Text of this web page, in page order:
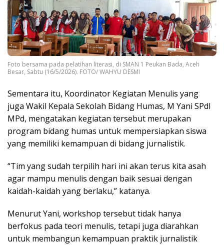
Foto bersama pada pelatihan literasi, di SMAN 1 Peukan Bada, Aceh
Besar, Sabtu (16/5/2026). FOTO/ WAHYU DESMI
Sementara itu, Koordinator Kegiatan Menulis yang
juga Wakil Kepala Sekolah Bidang Humas, M Yani SPdI
MPd, mengatakan kegiatan tersebut merupakan
program bidang humas untuk mempersiapkan siswa
yang memiliki kemampuan di bidang jurnalistik.
“Tim yang sudah terpilih hari ini akan terus kita asah
agar mampu menulis dengan baik sesuai dengan
kaidah-kaidah yang berlaku,” katanya.
Menurut Yani, workshop tersebut tidak hanya
berfokus pada teori menulis, tetapi juga diarahkan
untuk membangun kemampuan praktik jurnalistik